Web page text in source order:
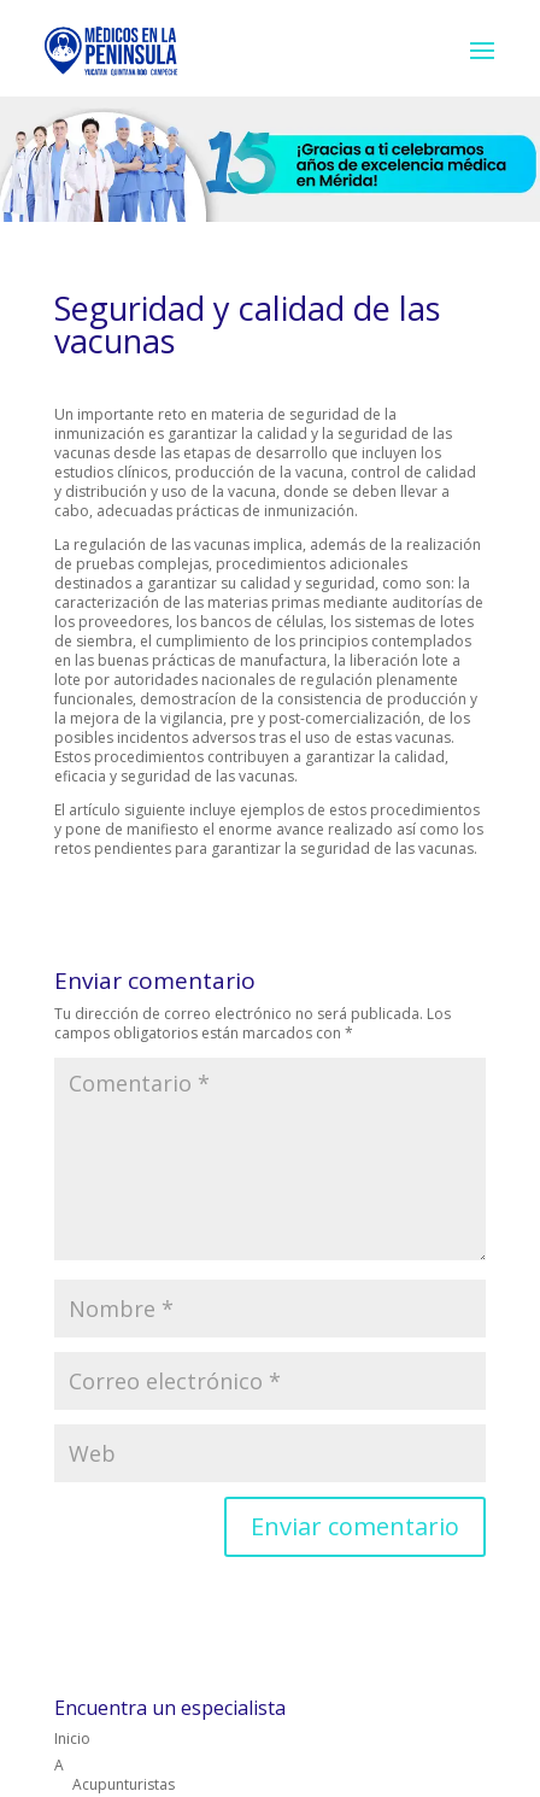
Seguridad y calidad de las
vacunas
Un importante reto en materia de seguridad de la
inmunización es garantizar la calidad y la seguridad de las
vacunas desde las etapas de desarrollo que incluyen los
estudios clínicos, producción de la vacuna, control de calidad
y distribución y uso de la vacuna, donde se deben llevar a
cabo, adecuadas prácticas de inmunización.
La regulación de las vacunas implica, además de la realización
de pruebas complejas, procedimientos adicionales
destinados a garantizar su calidad y seguridad, como son: la
caracterización de las materias primas mediante auditorías de
los proveedores, los bancos de células, los sistemas de lotes
de siembra, el cumplimiento de los principios contemplados
en las buenas prácticas de manufactura, la liberación lote a
lote por autoridades nacionales de regulación plenamente
funcionales, demostracíon de la consistencia de producción y
la mejora de la vigilancia, pre y post-comercialización, de los
posibles incidentos adversos tras el uso de estas vacunas.
Estos procedimientos contribuyen a garantizar la calidad,
eficacia y seguridad de las vacunas.
El artículo siguiente incluye ejemplos de estos procedimientos
y pone de manifiesto el enorme avance realizado así como los
retos pendientes para garantizar la seguridad de las vacunas.
Enviar comentario
Tu dirección de correo electrónico no será publicada. Los
campos obligatorios están marcados con *
Encuentra un especialista
Inicio
A
Acupunturistas